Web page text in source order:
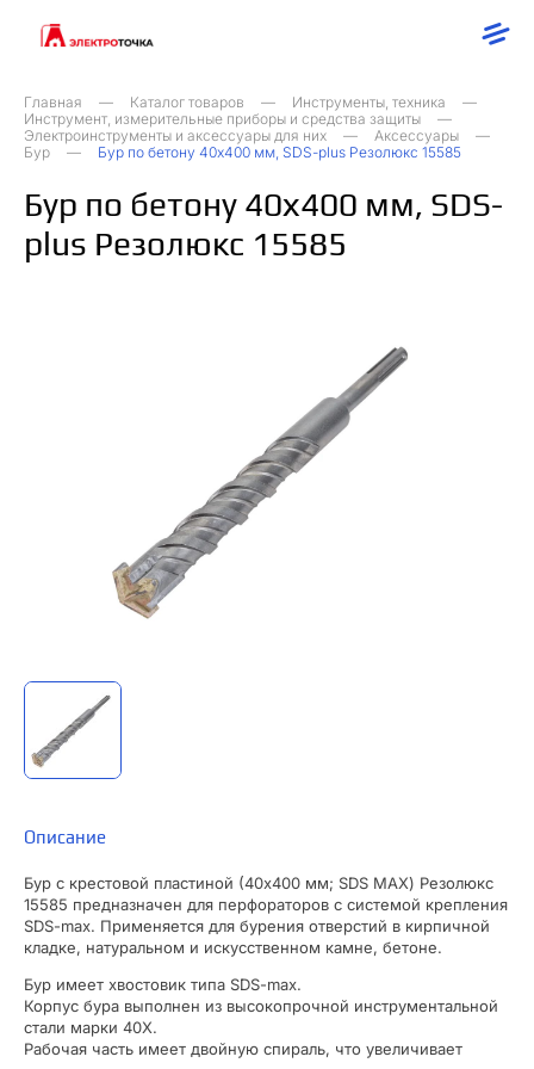
Главная Каталог товаров
Инструменты, техника
Инструмент, измерительные приборы и средства защиты
Электроинструменты и аксессуары для них
Аксессуары
Бур
Бур по бетону 40х400 мм, SDS-plus Резолюкс 15585
Бур по бетону 40х400 мм, SDS-
plus Резолюкс 15585
Описание
Бур с крестовой пластиной (40х400 мм; SDS MAX) Резолюкс
15585 предназначен для перфораторов с системой крепления
SDS-max. Применяется для бурения отверстий в кирпичной
кладке, натуральном и искусственном камне, бетоне.
Бур имеет хвостовик типа SDS-max.
Корпус бура выполнен из высокопрочной инструментальной
стали марки 40Х.
Рабочая часть имеет двойную спираль, что увеличивает